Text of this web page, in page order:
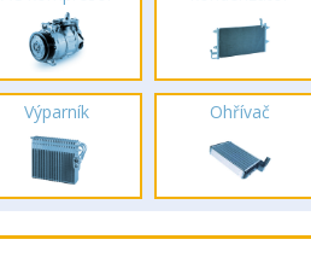
Výparník Ohřívač